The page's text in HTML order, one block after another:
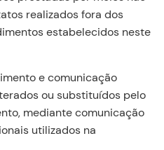
realizados fora dos
estabelecidos neste
e comunicação
ou substituídos pelo
mediante comunicação
utilizados na